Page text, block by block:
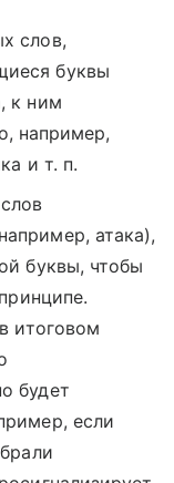
слов,
буквы
к ним
например,
и т. п.
атака),
буквы, чтобы
итоговом
будет
если